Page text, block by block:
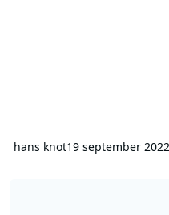
hans knot19 september 2022